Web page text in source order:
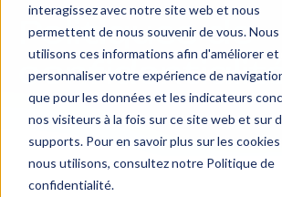
interagissez avec notre site web et nous
permettent de nous souvenir de vous. Nous
utilisons ces informations afin d'améliorer et
personnaliser votre expérience de
que pour les données et les indicateurs
nos visiteurs à la fois sur ce site web et sur
supports. Pour en savoir plus sur les
nous utilisons, consultez notre Politique de
confidentialité.
Politiques de